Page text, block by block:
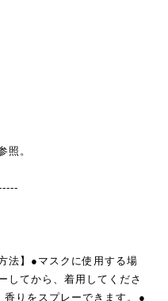
照。
法】●マスクに使用する場
してから、着用してくださ
りをスプレーできます。●